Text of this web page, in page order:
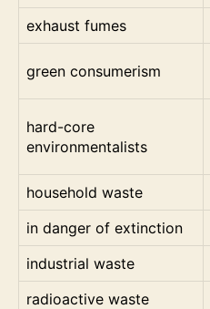
exhaust fumes
green consumerism
hard-core
environmentalists
household waste
in danger of extinction
industrial waste
radioactive waste